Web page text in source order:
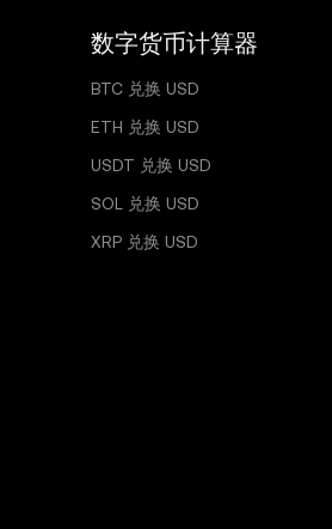
数字货币计算器
BTC 兑换 USD
ETH 兑换 USD
USDT 兑换 USD
SOL 兑换 USD
XRP 兑换 USD